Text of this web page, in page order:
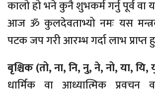
कालो हो भने कुनै शुभकर्म गर्नु पूर्व वा
आज ॐ कुलदेवताभ्यो नमः यस
पटक जप गरी आरम्भ गर्दा लाभ प्राप्त
बृश्चिक (तो, ना, नि, नु, ने, नो, या, यि,
धार्मिक वा आध्यात्मिक प्रवचन